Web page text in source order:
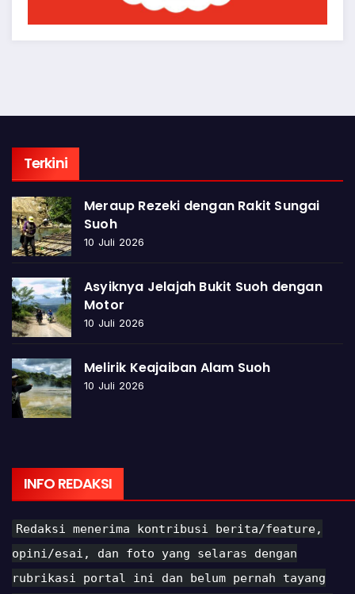
Terkini
Meraup Rezeki dengan Rakit Sungai
Suoh
10 Juli 2026
Asyiknya Jelajah Bukit Suoh dengan
Motor
10 Juli 2026
Melirik Keajaiban Alam Suoh
10 Juli 2026
INFO REDAKSI
Redaksi menerima kontribusi berita/feature,
opini/esai, dan foto yang selaras dengan
rubrikasi portal ini dan belum pernah tayang